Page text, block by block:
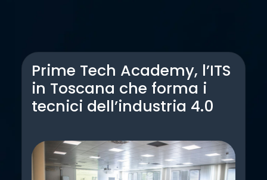
Prime Tech Academy, l’ITS
in Toscana che forma i
tecnici dell’industria 4.0